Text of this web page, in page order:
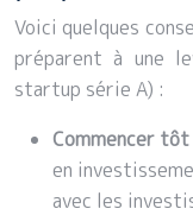
Voici quelques
préparent à une
startup série A) :
Commencer
en
avec les